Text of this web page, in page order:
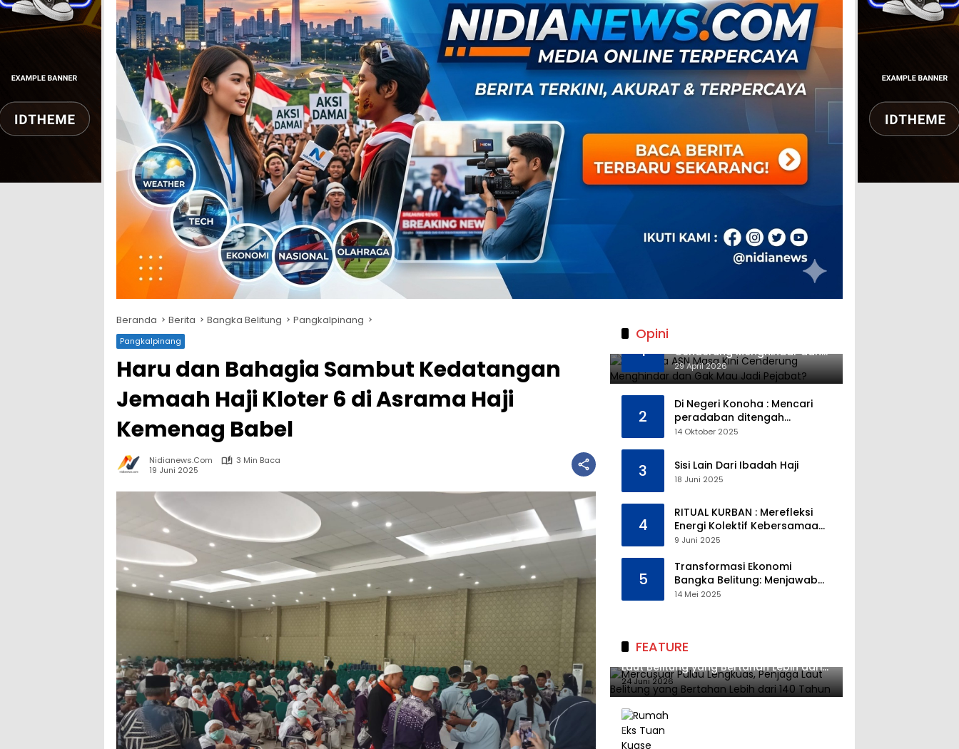
Beranda Berita Bangka Belitung Pangkalpinang
Pangkalpinang
Haru dan Bahagia Sambut Kedatangan
Jemaah Haji Kloter 6 di Asrama Haji
Kemenag Babel
Nidianews.com
3 Min Baca
19 Juni 2025
Opini
1
Cenderung Menghindar dan
Gak Mau Jadi Pejabat?
29 April 2026
2
Di Negeri Konoha : Mencari
peradaban ditengah
kekosongan pendidikan
14 Oktober 2025
3 Sisi Lain Dari Ibadah Haji
18 Juni 2025
4
RITUAL KURBAN : Merefleksi
Energi Kolektif Kebersamaan
dan Mengeliminasi Sifat
9 Juni 2025
5
Transformasi Ekonomi
Bangka Belitung: Menjawab
Tantangan Melalui
14 Mei 2025
FEATURE
Mercusuar Pulau Lengkuas, Penjaga
Laut Belitung yang Bertahan Lebih dari
140 Tahun
24 Juni 2026